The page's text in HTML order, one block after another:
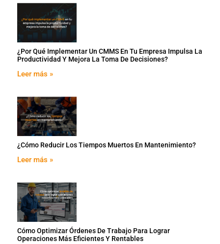
¿Por Qué Implementar Un CMMS En Tu Empresa Impulsa La
Productividad Y Mejora La Toma De Decisiones?
Leer más »
¿Cómo Reducir Los Tiempos Muertos En Mantenimiento?
Leer más »
Cómo Optimizar Órdenes De Trabajo Para Lograr
Operaciones Más Eficientes Y Rentables